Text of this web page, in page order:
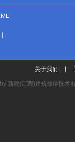
关于我们
新赣(江西)建筑修缮技术